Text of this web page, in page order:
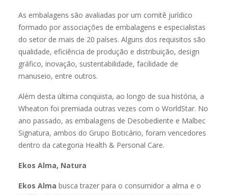
As embalagens são avaliadas por um comitê jurídico
formado por associações de embalagens e especialistas
do setor de mais de 20 países. Alguns dos requisitos são
qualidade, eficiência de produção e distribuição, design
gráfico, inovação, sustentabilidade, facilidade de
manuseio, entre outros.
Além desta última conquista, ao longo de sua história, a
Wheaton foi premiada outras vezes com o WorldStar. No
ano passado, as embalagens de Desobediente e Malbec
Signatura, ambos do Grupo Boticário, foram vencedores
dentro da categoria Health & Personal Care.
Ekos Alma, Natura
Ekos Alma busca trazer para o consumidor a alma e o